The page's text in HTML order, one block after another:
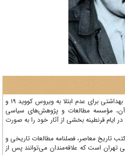
با توجه به نیاز به تداوم مراقبت‌های بهداشتی برای عدم ابتلا به ویروس کووید 19 و
مؤسسه مطالعات و پژوهش‌های سیاسی
قرنطینه بخشی از آثار خود را به صورت
تاریخ معاصر، فصلنامه‌ مطالعات تاریخی و
است که علاقه‌مندان می‌توانند پس از